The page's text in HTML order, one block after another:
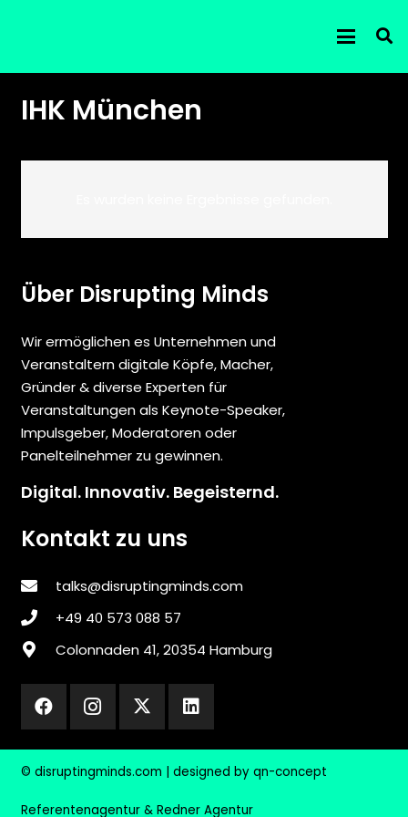
IHK München
Über Disrupting Minds
Wir ermöglichen es Unternehmen und
Veranstaltern digitale Köpfe, Macher,
Gründer & diverse Experten für
Veranstaltungen als Keynote-Speaker,
Impulsgeber, Moderatoren oder
Panelteilnehmer zu gewinnen.
Digital. Innovativ. Begeisternd.
Kontakt zu uns
talks@disruptingminds.com
‎+49 40 573 088 57
Colonnaden 41, 20354 Hamburg
© disruptingminds.com | designed by qn-concept
Referentenagentur & Redner Agentur